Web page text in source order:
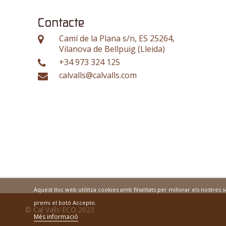
Contacte
Camí de la Plana s/n, ES 25264,
Vilanova de Bellpuig (Lleida)
+34 973 324 125
calvalls@calvalls.com
Aquest lloc web utilitza cookies amb finalitats per millorar els nostres
premi el botó Accepto.
Més informació
© Cal Valls ECO 2023